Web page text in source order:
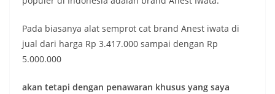
Pada biasanya alat semprot cat brand Anest iwata di
jual dari harga Rp 3.417.000 sampai dengan Rp
5.000.000
akan tetapi dengan penawaran khusus yang saya